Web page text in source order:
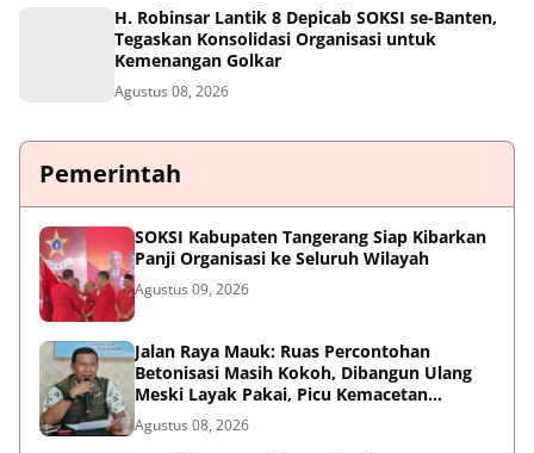
H. Robinsar Lantik 8 Depicab SOKSI se-Banten,
Tegaskan Konsolidasi Organisasi untuk
Kemenangan Golkar
Agustus 08, 2026
Pemerintah
SOKSI Kabupaten Tangerang Siap Kibarkan
Panji Organisasi ke Seluruh Wilayah
Agustus 09, 2026
Jalan Raya Mauk: Ruas Percontohan
Betonisasi Masih Kokoh, Dibangun Ulang
Meski Layak Pakai, Picu Kemacetan
Panjang
Agustus 08, 2026